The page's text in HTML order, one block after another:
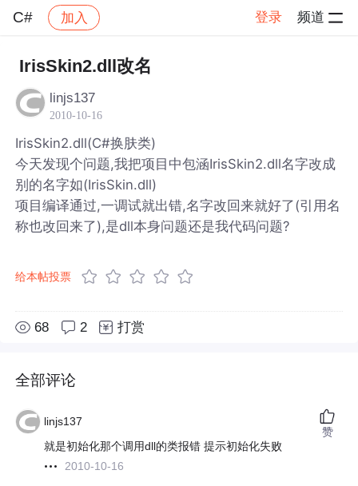
C# 加入 登录 频道
社区 C# 帖子详情
IrisSkin2.dll改名
linjs137
2010-10-16
IrisSkin2.dll(C#换肤类)
今天发现个问题,我把项目中包涵IrisSkin2.dll名字改成
别的名字如(IrisSkin.dll)
项目编译通过,一调试就出错,名字改回来就好了(引用名
称也改回来了),是dll本身问题还是我代码问题?
给本帖投票
68 2 打赏
全部评论
linjs137
就是初始化那个调用dll的类报错 提示初始化失败
2010-10-16
赞